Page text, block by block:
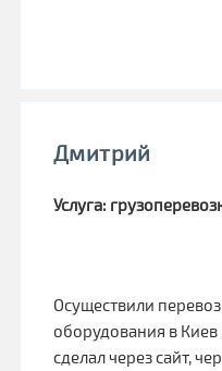
Дмитрий
Услуга:
Осуществили
оборудования в Киев
сделал через сайт,